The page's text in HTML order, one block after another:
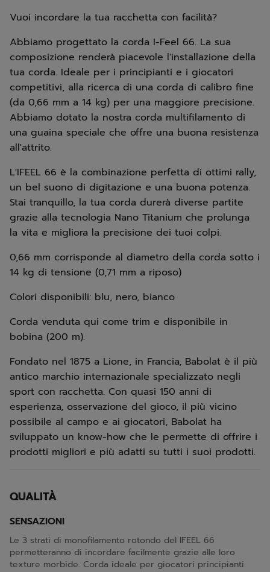
Vuoi incordare la tua racchetta con facilità?
Abbiamo progettato la corda I-Feel 66. La sua
composizione renderà piacevole l'installazione della
tua corda. Ideale per i principianti e i giocatori
competitivi, alla ricerca di una corda di calibro fine
(da 0,66 mm a 14 kg) per una maggiore precisione.
Abbiamo dotato la nostra corda multifilamento di
una guaina speciale che offre una buona resistenza
all'attrito.
L'IFEEL 66 è la combinazione perfetta di ottimi rally,
un bel suono di digitazione e una buona potenza.
Stai tranquillo, la tua corda durerà diverse partite
grazie alla tecnologia Nano Titanium che prolunga
la vita e migliora la precisione dei tuoi colpi.
0,66 mm corrisponde al diametro della corda sotto i
14 kg di tensione (0,71 mm a riposo)
Colori disponibili: blu, nero, bianco
Corda venduta qui come trim e disponibile in
bobina (200 m).
Fondato nel 1875 a Lione, in Francia, Babolat è il più
antico marchio internazionale specializzato negli
sport con racchetta. Con quasi 150 anni di
esperienza, osservazione del gioco, il più vicino
possibile al campo e ai giocatori, Babolat ha
sviluppato un know-how che le permette di offrire i
prodotti migliori e più adatti su tutti i suoi prodotti.
QUALITÀ
SENSAZIONI
Le 3 strati di monofilamento rotondo del IFEEL 66
permetteranno di incordare facilmente grazie alle loro
texture morbide. Corda ideale per giocatori principianti